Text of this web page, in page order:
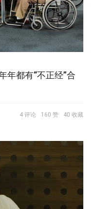
年都有“不正经”合
4 评论 160 赞 40 收藏